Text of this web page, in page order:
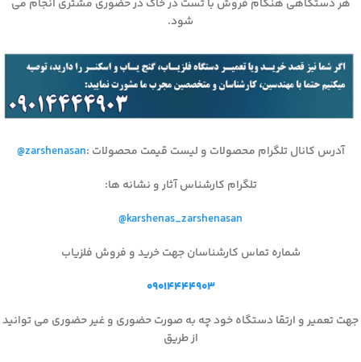
هر دستگاهی هنگام فروش با تست در خاک در حضوری مشتری انجام می
شود.
آدرس کانال تلگرام محصولات و لیست قیمت محصولات :
@zarshenasan
تلگرام کارشناس آثار و نشانه ها:
@karshenas_zarshenasan
شماره تماس کارشناسان جهت خرید و فروش فلزیاب
۰۹۰۱۴۴۴۴۹۰۳
جهت تعمیر و ارتقا دستگاه خود چه به صورت حضوری و غیر حضوری می توانید
از طریق